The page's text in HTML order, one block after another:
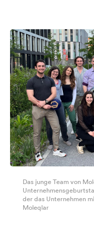
Das junge Team von
der das Unternehmen
Moleqlar